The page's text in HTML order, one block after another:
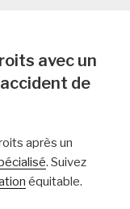
avec un
de
après un
. Suivez
équitable.